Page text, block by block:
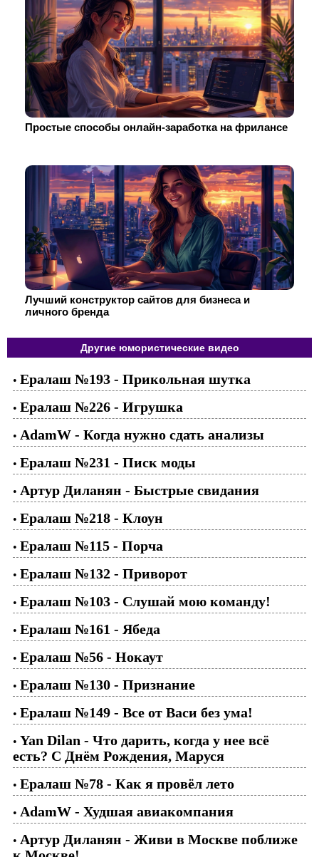
Простые способы онлайн-заработка на фрилансе
Лучший конструктор сайтов для бизнеса и
личного бренда
Другие юмористические видео
• Ералаш №193 - Прикольная шутка
• Ералаш №226 - Игрушка
• AdamW - Когда нужно сдать анализы
• Ералаш №231 - Писк моды
• Артур Диланян - Быстрые свидания
• Ералаш №218 - Клоун
• Ералаш №115 - Порча
• Ералаш №132 - Приворот
• Ералаш №103 - Слушай мою команду!
• Ералаш №161 - Ябеда
• Ералаш №56 - Нокаут
• Ералаш №130 - Признание
• Ералаш №149 - Все от Васи без ума!
• Yan Dilan - Что дарить, когда у нее всё
есть? С Днём Рождения, Маруся
• Ералаш №78 - Как я провёл лето
• AdamW - Худшая авиакомпания
• Артур Диланян - Живи в Москве поближе